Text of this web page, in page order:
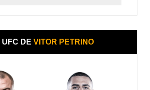
UFC DEVITOR PETRINO